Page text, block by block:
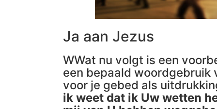
Ja aan Jezus
WWat nu volgt is een
een bepaald woordgebruik
voor je gebed als
ik weet dat ik Uw wetten